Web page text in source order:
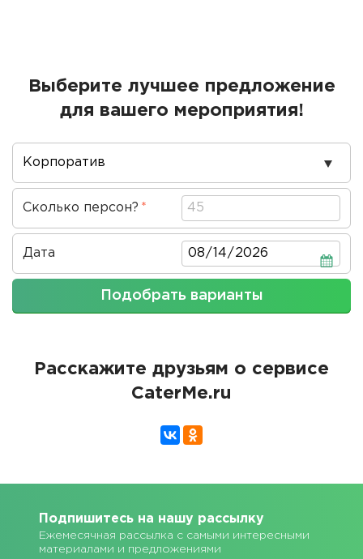
Выберите лучшее предложение
для вашего мероприятия!
Повод
проведения
Сколько персон?
Дата Дата
Подобрать варианты
Расскажите друзьям о сервисе
CaterMe.ru
Подпишитесь на нашу рассылку
Ежемесячная рассылка с самыми интересными
материалами и предложениями